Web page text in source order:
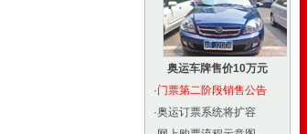
奥运车牌售价10万元
·门票第二阶段销售公告
·奥运订票系统将扩容